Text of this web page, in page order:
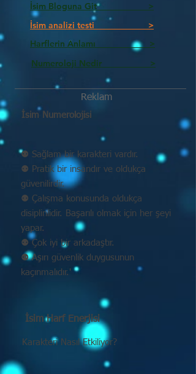
İsim Bloguna Git >
İsim analizi testi >
Harflerin Anlamı >
Numeroloji Nedir_________ >
Reklam
İsim Numerolojisi
⚉ Sağlam bir karakteri vardır.
⚉ Pratik bir insandır ve oldukça
güvenilirdir.
⚉ Çalışma konusunda oldukça
disiplinlidir. Başarılı olmak için her şeyi
yapar.
⚉ Çok iyi bir arkadaştır.
⚉ Aşırı güvenlik duygusunun
kaçınmalıdır.'
İsim Harf Enerjisi
Karakteri Nasıl Etkiliyor?